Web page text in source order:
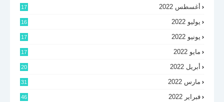
أغسطس 2022 17
يوليو 2022 16
يونيو 2022 17
مايو 2022 17
أبريل 2022 20
مارس 2022 31
فبراير 2022 46